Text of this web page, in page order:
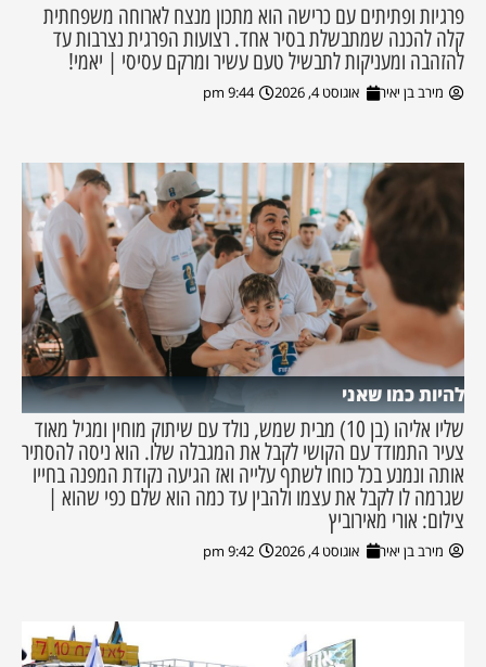
פרגיות ופתיתים עם כרישה הוא מתכון מנצח לארוחה משפחתית
קלה להכנה שמתבשלת בסיר אחד. רצועות הפרגית נצרבות עד
להזהבה ומעניקות לתבשיל טעם עשיר ומרקם עסיסי | יאמי!
מירב בן יאיר אוגוסט 4, 2026 9:44 pm
להיות כמו שאני
שליו אליהו (בן 10) מבית שמש, נולד עם שיתוק מוחין ומגיל מאוד
צעיר התמודד עם הקושי לקבל את המגבלה שלו. הוא ניסה להסתיר
אותה ונמנע בכל כוחו לשתף עלייה ואז הגיעה נקודת המפנה בחייו
שגרמה לו לקבל את עצמו ולהבין עד כמה הוא שלם כפי שהוא |
צילום: אורי מאירוביץ
מירב בן יאיר אוגוסט 4, 2026 9:42 pm